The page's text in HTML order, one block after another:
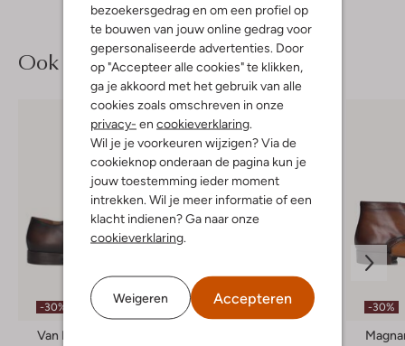
bezoekersgedrag en om een profiel op
te bouwen van jouw online gedrag voor
gepersonaliseerde advertenties. Door
op "Accepteer alle cookies" te klikken,
ga je akkoord met het gebruik van alle
cookies zoals omschreven in onze
privacy- en cookieverklaring.
Wil je je voorkeuren wijzigen? Via de
cookieknop onderaan de pagina kun je
jouw toestemming ieder moment
intrekken. Wil je meer informatie of een
klacht indienen? Ga naar onze
cookieverklaring.
Weigeren Accepteren
Ook iets voor jou?
-30%
Van Bommel
-50% -30%